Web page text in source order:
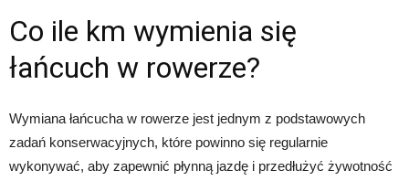
Co ile km wymienia się
łańcuch w rowerze?
Wymiana łańcucha w rowerze jest jednym z podstawowych
zadań konserwacyjnych, które powinno się regularnie
wykonywać, aby zapewnić płynną jazdę i przedłużyć żywotność